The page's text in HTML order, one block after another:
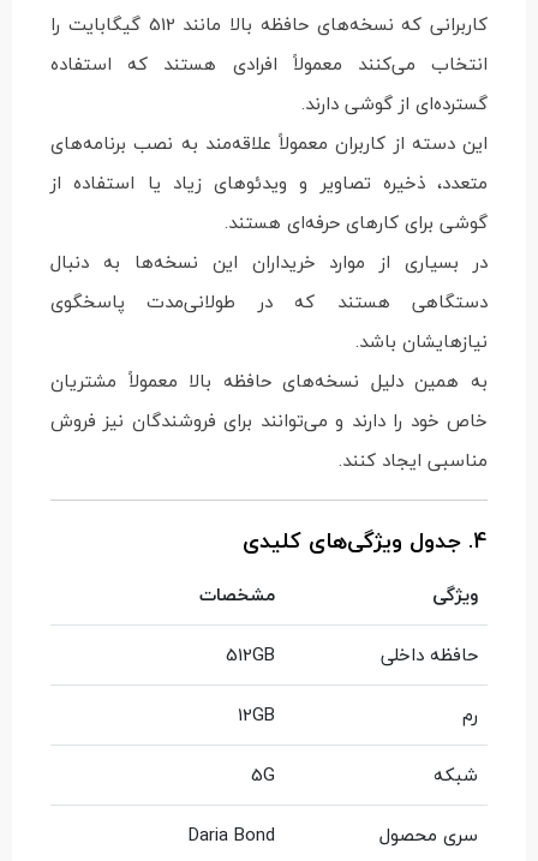
کاربرانی که نسخه‌های حافظه بالا مانند 512 گیگابایت را
انتخاب می‌کنند معمولاً افرادی هستند که استفاده
گسترده‌ای از گوشی دارند.
این دسته از کاربران معمولاً علاقه‌مند به نصب برنامه‌های
متعدد، ذخیره تصاویر و ویدئوهای زیاد یا استفاده از
گوشی برای کارهای حرفه‌ای هستند.
در بسیاری از موارد خریداران این نسخه‌ها به دنبال
دستگاهی هستند که در طولانی‌مدت پاسخگوی
نیازهایشان باشد.
به همین دلیل نسخه‌های حافظه بالا معمولاً مشتریان
خاص خود را دارند و می‌توانند برای فروشندگان نیز فروش
مناسبی ایجاد کنند.
4. جدول ویژگی‌های کلیدی
ویژگی
مشخصات
حافظه داخلی
512GB
رم
12GB
شبکه
5G
سری محصول
Daria Bond